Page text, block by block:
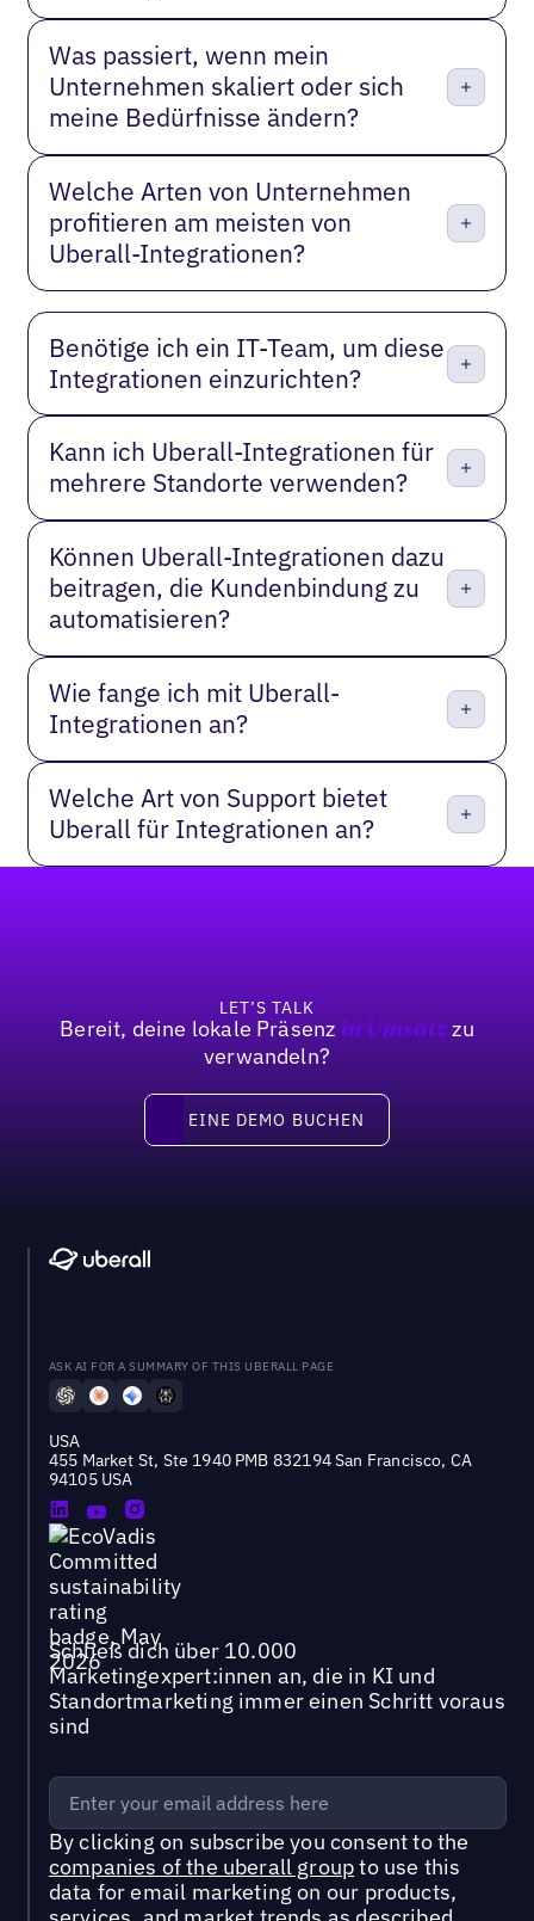
Was passiert, wenn mein
Unternehmen skaliert oder sich
meine Bedürfnisse ändern?
Welche Arten von Unternehmen
profitieren am meisten von
Uberall-Integrationen?
Benötige ich ein IT-Team, um diese
Integrationen einzurichten?
Kann ich Uberall-Integrationen für
mehrere Standorte verwenden?
Können Uberall-Integrationen dazu
beitragen, die Kundenbindung zu
automatisieren?
Wie fange ich mit Uberall-
Integrationen an?
Welche Art von Support bietet
Uberall für Integrationen an?
LET’S TALK
Bereit, deine lokale Präsenz in Umsatzzu
verwandeln?
Eine Demo buchen
EINE DEMO BUCHEN
ASK AI FOR A SUMMARY OF THIS UBERALL PAGE
USA
455 Market St, Ste 1940 PMB 832194 San Francisco, CA
94105 USA
Schließ dich über 10.000
Marketingexpert:innen an, die in KI und
Standortmarketing immer einen Schritt voraus
sind
By clicking on subscribe you consent to the
companies of the uberall groupto use this
data for email marketing on our products,